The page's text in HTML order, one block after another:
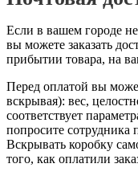
Если в вашем городе
вы можете заказать
прибытии товара, на
Перед оплатой вы
вскрывая): вес,
соответствует
попросите сотрудника
Вскрывать коробку
того, как оплатили